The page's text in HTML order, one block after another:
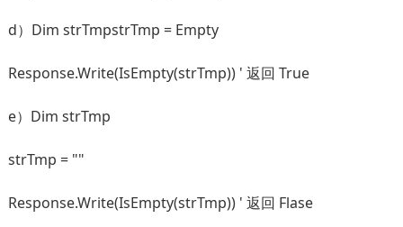
d）Dim strTmpstrTmp = Empty
Response.Write(IsEmpty(strTmp)) ' 返回 True
e）Dim strTmp
strTmp = ""
Response.Write(IsEmpty(strTmp)) ' 返回 Flase